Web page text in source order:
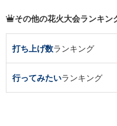
その他の花火大会ランキン
打ち上げ数ランキング
行ってみたいランキング